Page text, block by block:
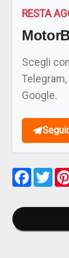
RESTA
Scegli
Google.